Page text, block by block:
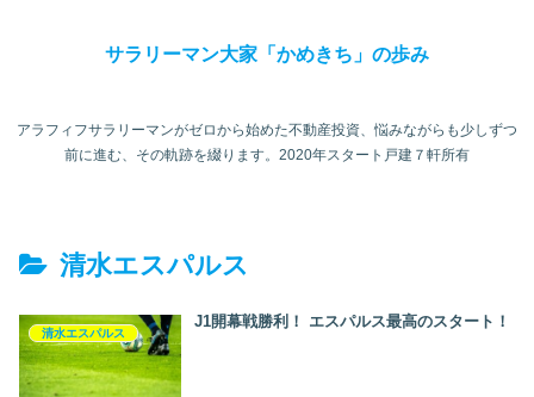
サラリーマン大家「かめきち」の歩み
アラフィフサラリーマンがゼロから始めた不動産投資、悩みながらも少しずつ
前に進む、その軌跡を綴ります。2020年スタート戸建７軒所有
清水エスパルス
清水エスパルス
J1開幕戦勝利！ エスパルス最高のスタート！